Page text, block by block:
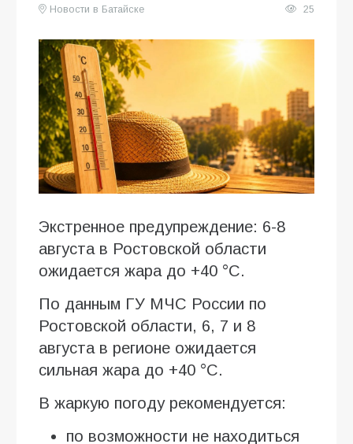
Новости в Батайске
25
Экстренное предупреждение: 6-8
августа в Ростовской области
ожидается жара до +40 °C.
По данным ГУ МЧС России по
Ростовской области, 6, 7 и 8
августа в регионе ожидается
сильная жара до +40 °C.
В жаркую погоду рекомендуется:
по возможности не находиться